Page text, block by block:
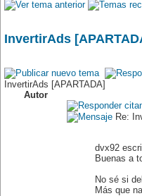
InvertirAds
InvertirAds [APARTADA]
Autor
Re:
dvx92
Buenas a
No sé si
Más que